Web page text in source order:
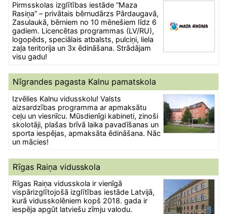
Pirmsskolas izglītības iestāde “Maza
Rasiņa” – privātais bērnudārzs Pārdaugavā,
Zasulaukā, bērniem no 10 mēnešiem līdz 6
gadiem. Licencētas programmas (LV/RU),
logopēds, speciālais atbalsts, pulciņi, liela
zaļa teritorija un 3x ēdināšana. Strādājam
visu gadu!
Nīgrandes pagasta Kalnu pamatskola
Izvēlies Kalnu vidusskolu! Valsts
aizsardzības programma ar apmaksātu
ceļu un viesnīcu. Mūsdienīgi kabineti, zinoši
skolotāji, plašas brīvā laika pavadīšanas un
sporta iespējas, apmaksāta ēdināšana. Nāc
un mācies!
Rīgas Raiņa vidusskola
Rīgas Raiņa vidusskola ir vienīgā
vispārizglītojošā izglītības iestāde Latvijā,
kurā vidusskolēniem kopš 2018. gada ir
iespēja apgūt latviešu zīmju valodu.